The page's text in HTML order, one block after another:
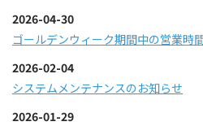
2026-04-30
ゴールデンウィーク期間中の営業時
2026-02-04
システムメンテナンスのお知らせ
2026-01-29